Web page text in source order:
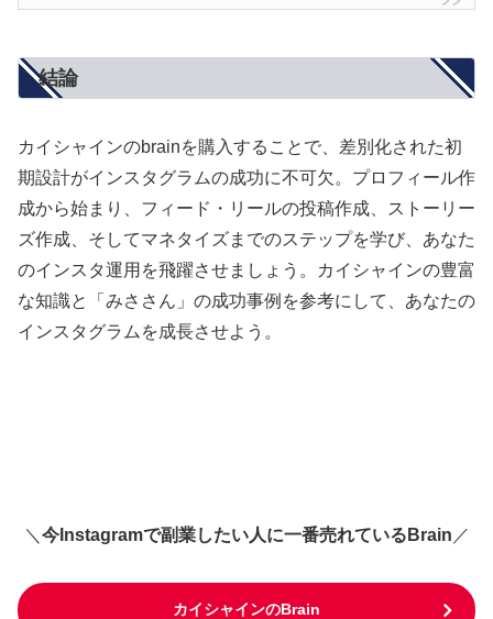
結論
カイシャインのbrainを購入することで、差別化された初
期設計がインスタグラムの成功に不可欠。プロフィール作
成から始まり、フィード・リールの投稿作成、ストーリー
ズ作成、そしてマネタイズまでのステップを学び、あなた
のインスタ運用を飛躍させましょう。カイシャインの豊富
な知識と「みささん」の成功事例を参考にして、あなたの
インスタグラムを成長させよう。
＼ 今Instagramで副業したい人に一番売れているBrain ／
カイシャインのBrain